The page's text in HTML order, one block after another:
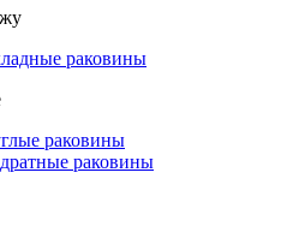
раковины
раковины
раковины